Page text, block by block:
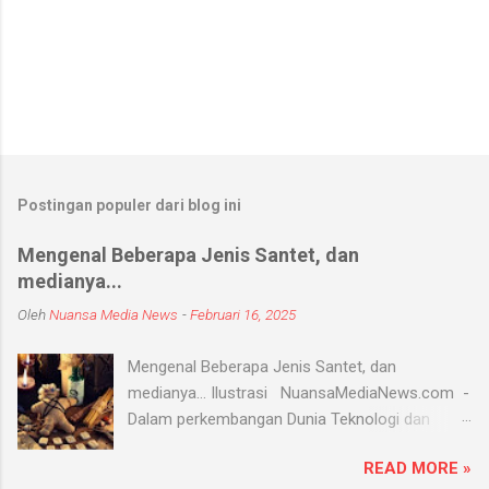
Postingan populer dari blog ini
Mengenal Beberapa Jenis Santet, dan
medianya...
OlehNuansa Media News -Februari 16, 2025
Mengenal Beberapa Jenis Santet, dan
medianya... Ilustrasi NuansaMediaNews.com -
Dalam perkembangan Dunia Teknologi dan
yang hingga saat ini masih ada dan berkembang
READ MORE »